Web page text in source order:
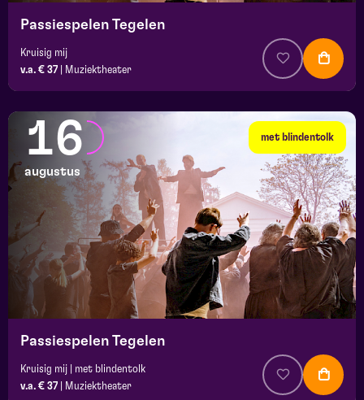
Passiespelen Tegelen
Kruisig mij
v.a. € 37
Muziektheater
met blindentolk
16
augustus
Passiespelen Tegelen
Kruisig mij | met blindentolk
v.a. € 37
Muziektheater